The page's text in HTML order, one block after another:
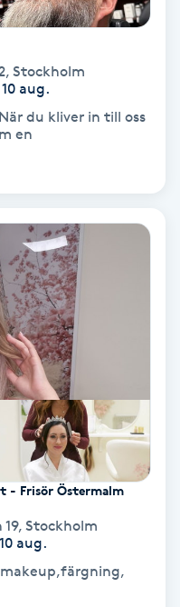
, Stockholm
aug.
du kliver in till oss
en
- Frisör Östermalm
, Stockholm
aug.